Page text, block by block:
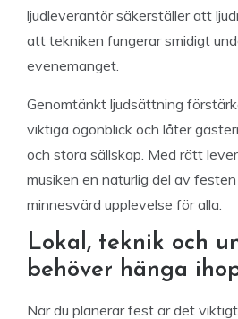
ljudleverantör säkerställer att
att tekniken fungerar smidigt
evenemanget.
Genomtänkt ljudsättning
viktiga ögonblick och låter
och stora sällskap. Med rätt
musiken en naturlig del av
minnesvärd upplevelse för alla.
Lokal, teknik och
behöver hänga
När du planerar fest är det